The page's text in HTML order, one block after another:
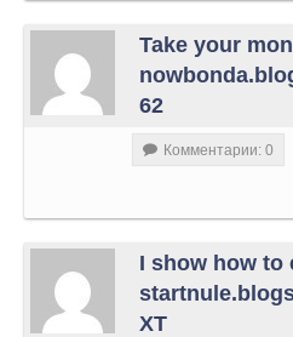
Take your
62
Комментарии: 0
I show how to
XT